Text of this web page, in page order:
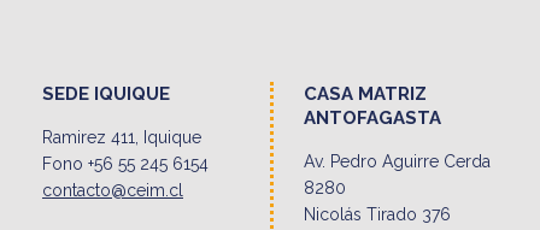
SEDE IQUIQUE
Ramirez 411, Iquique
Fono +56 55 245 6154
contacto@ceim.cl
CASA MATRIZ
ANTOFAGASTA
Av. Pedro Aguirre Cerda
8280
Nicolás Tirado 376